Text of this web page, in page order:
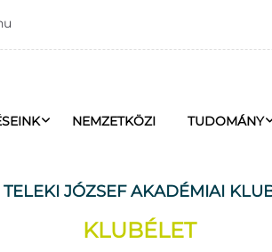
NEMZETKÖZI TUDOMÁNY
TELEKI JÓZSEF AKADÉMIAI
KLUBÉLET